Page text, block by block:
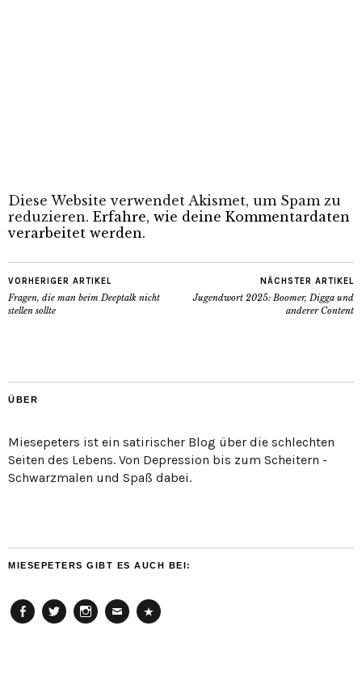
Diese Website verwendet Akismet, um Spam zu
reduzieren. Erfahre, wie deine Kommentardaten
verarbeitet werden.
VORHERIGER ARTIKEL
Fragen, die man beim Deeptalk nicht
stellen sollte
NÄCHSTER ARTIKEL
Jugendwort 2025: Boomer, Digga und
anderer Content
ÜBER
Miesepeters ist ein satirischer Blog über die schlechten
Seiten des Lebens. Von Depression bis zum Scheitern -
Schwarzmalen und Spaß dabei.
MIESEPETERS GIBT ES AUCH BEI: